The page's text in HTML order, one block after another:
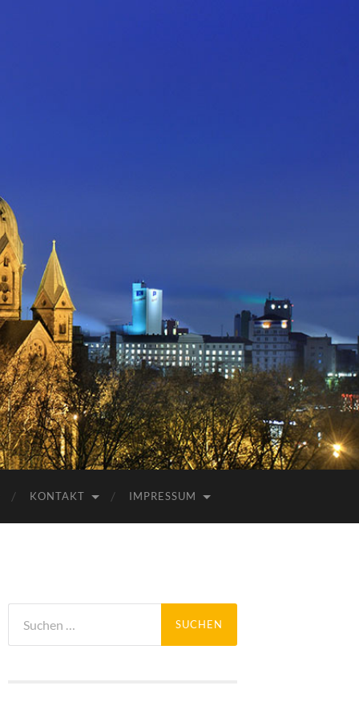
KONTAKT IMPRESSUM
nach: